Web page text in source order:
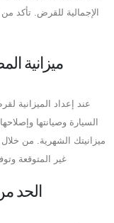
الإجمالية للقرض. تأكد
ميزانية
عند إعداد الميزانية
السيارة وصيانتها
ميزانيتك الشهرية. من
غير المتوقعة
الحد